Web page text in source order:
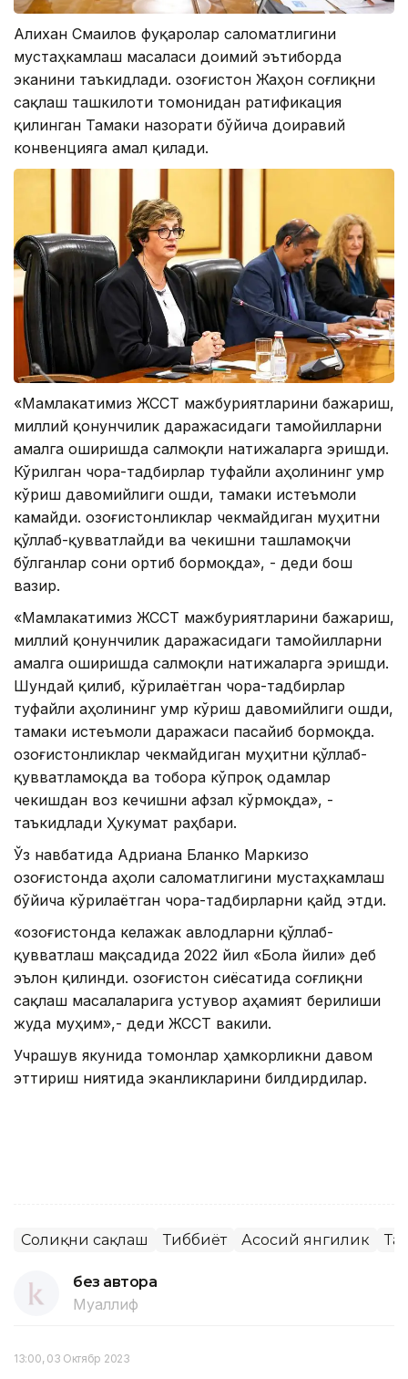
Алихан Смаилов фуқаролар саломатлигини
мустаҳкамлаш масаласи доимий эътиборда
эканини таъкидлади. Қозоғистон Жаҳон соғлиқни
сақлаш ташкилоти томонидан ратификация
қилинган Тамаки назорати бўйича доиравий
конвенцияга амал қилади.
«Мамлакатимиз ЖССТ мажбуриятларини бажариш,
миллий қонунчилик даражасидаги тамойилларни
амалга оширишда салмоқли натижаларга эришди.
Кўрилган чора-тадбирлар туфайли аҳолининг умр
кўриш давомийлиги ошди, тамаки истеъмоли
камайди. Қозоғистонликлар чекмайдиган муҳитни
қўллаб-қувватлайди ва чекишни ташламоқчи
бўлганлар сони ортиб бормоқда», - деди бош
вазир.
«Мамлакатимиз ЖССТ мажбуриятларини бажариш,
миллий қонунчилик даражасидаги тамойилларни
амалга оширишда салмоқли натижаларга эришди.
Шундай қилиб, кўрилаётган чора-тадбирлар
туфайли аҳолининг умр кўриш давомийлиги ошди,
тамаки истеъмоли даражаси пасайиб бормоқда.
Қозоғистонликлар чекмайдиган муҳитни қўллаб-
қувватламоқда ва тобора кўпроқ одамлар
чекишдан воз кечишни афзал кўрмоқда», -
таъкидлади Ҳукумат раҳбари.
Ўз навбатида Адриана Бланко Маркизо
Қозоғистонда аҳоли саломатлигини мустаҳкамлаш
бўйича кўрилаётган чора-тадбирларни қайд этди.
«Қозоғистонда келажак авлодларни қўллаб-
қувватлаш мақсадида 2022 йил «Бола йили» деб
эълон қилинди. Қозоғистон сиёсатида соғлиқни
сақлаш масалаларига устувор аҳамият берилиши
жуда муҳим»,- деди ЖССТ вакили.
Учрашув якунида томонлар ҳамкорликни давом
эттириш ниятида эканликларини билдирдилар.
Соғлиқни сақлаш Тиббиёт Асосий янгилик
без автора
Муаллиф
13:00, 03 Октябр 2023